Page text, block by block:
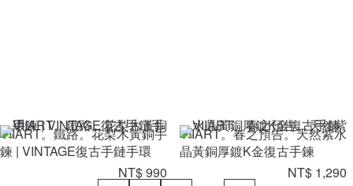
VIIART。鐵路。花梨木黃銅手
鍊 | VINTAGE復古手鏈手環
NT$ 990
VIIART。春之預告。天然紫水
晶黃銅厚鍍K金復古手鍊
NT$ 1,290